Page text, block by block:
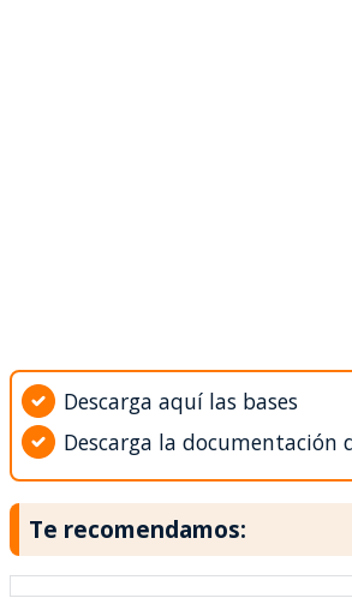
Descarga aquí las bases
Descarga la documentación
Te recomendamos: